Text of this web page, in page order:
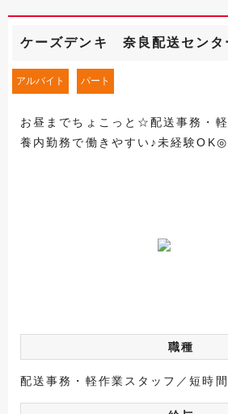
ケーズデンキ 奈良配送センタ
アルバイト パート
お昼までちょこっと☆配送事務・
養内勤務で働きやすい♪未経験OK◎
職種
配送事務・軽作業スタッフ／短時間